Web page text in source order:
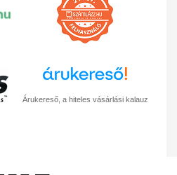
Árukereső, a hiteles vásárlási kalauz